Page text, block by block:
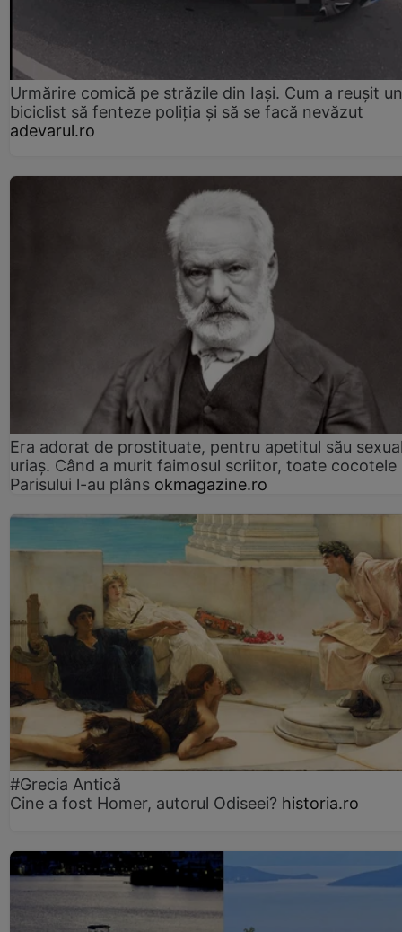
Urmărire comică pe străzile din Iași. Cum a reușit un
biciclist să fenteze poliția și să se facă nevăzut
adevarul.ro
Era adorat de prostituate, pentru apetitul său
uriaș. Când a murit faimosul scriitor, toate cocotele
Parisului l-au plâns okmagazine.ro
#Grecia Antică
Cine a fost Homer, autorul Odiseei? historia.ro